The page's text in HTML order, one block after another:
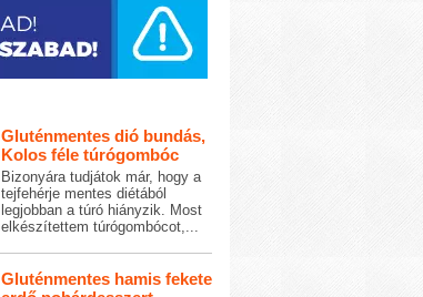
Gluténmentes dió bundás,
Kolos féle túrógombóc
Bizonyára tudjátok már, hogy a
tejfehérje mentes diétából
legjobban a túró hiányzik. Most
elkészítettem túrógombócot,...
Gluténmentes hamis fekete